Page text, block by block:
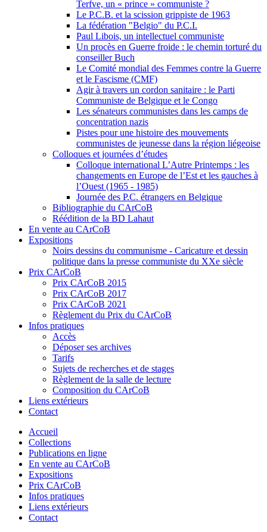
Terfve, un « prince » communiste ?
Le P.C.B. et la scission grippiste de 1963
La fédération "Belgio" du P.C.I.
Paul Libois, un intellectuel communiste
Un procès en Guerre froide : le chemin torturé du
conseiller Buch
Le Comité mondial des Femmes contre la Guerre
et le Fascisme (CMF)
Agir à travers un cordon sanitaire : le Parti
Communiste de Belgique et le Congo
Les sénateurs communistes dans les camps de
concentration nazis
Pistes pour une histoire des mouvements
communistes de jeunesse dans la région liégeoise
Colloques et journées d’études
Colloque international L’Autre Printemps : les
changements en Europe de l’Est et les gauches à
l’Ouest (1965 - 1985)
Journée des P.C. étrangers en Belgique
Bibliographie du CArCoB
Réédition de la BD Lahaut
En vente au CArCoB
Expositions
Noirs dessins du communisme - Caricature et dessin
politique dans la presse communiste du XXe siècle
Prix CArCoB
Prix CArCoB 2015
Prix CArCoB 2017
Prix CArCoB 2021
Règlement du Prix du CArCoB
Infos pratiques
Accès
Déposer ses archives
Tarifs
Sujets de recherches et de stages
Règlement de la salle de lecture
Composition du CArCoB
Liens extérieurs
Contact
Accueil
Collections
Publications en ligne
En vente au CArCoB
Expositions
Prix CArCoB
Infos pratiques
Liens extérieurs
Contact